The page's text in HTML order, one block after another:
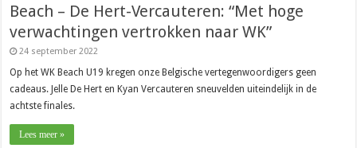
Beach – De Hert-Vercauteren: “Met hoge
verwachtingen vertrokken naar WK”
24 september 2022
Op het WK Beach U19 kregen onze Belgische vertegenwoordigers geen
cadeaus. Jelle De Hert en Kyan Vercauteren sneuvelden uiteindelijk in de
achtste finales.
Lees meer »